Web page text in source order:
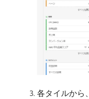
各タイルから